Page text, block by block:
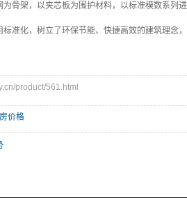
为骨架，以夹芯板为围护材料，以标准模数系列
准化，树立了环保节能、快捷高效的建筑理念
product/561.html
价格